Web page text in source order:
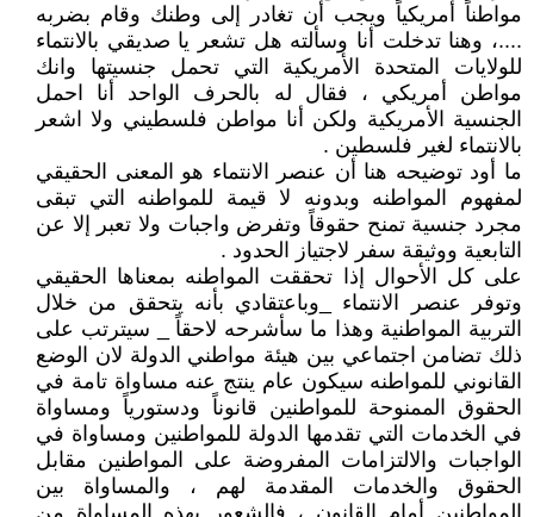
مواطناً أمريكياً ويجب أن تغادر إلى وطنك وقام بضربه
....، وهنا تدخلت أنا وسألته هل تشعر يا صديقي بالانتماء
للولايات المتحدة الأمريكية التي تحمل جنسيتها وانك
مواطن أمريكي ، فقال له بالحرف الواحد أنا احمل
الجنسية الأمريكية ولكن أنا مواطن فلسطيني ولا اشعر
بالانتماء لغير فلسطين .
ما أود توضيحه هنا أن عنصر الانتماء هو المعنى الحقيقي
لمفهوم المواطنه وبدونه لا قيمة للمواطنه التي تبقى
مجرد جنسية تمنح حقوقاً وتفرض واجبات ولا تعبر إلا عن
التابعية ووثيقة سفر لاجتياز الحدود .
على كل الأحوال إذا تحققت المواطنه بمعناها الحقيقي
وتوفر عنصر الانتماء _وباعتقادي بأنه يتحقق من خلال
التربية المواطنية وهذا ما سأشرحه لاحقاً _ سيترتب على
ذلك تضامن اجتماعي بين هيئة مواطني الدولة لان الوضع
القانوني للمواطنه سيكون عام ينتج عنه مساواة تامة في
الحقوق الممنوحة للمواطنين قانوناً ودستورياً ومساواة
في الخدمات التي تقدمها الدولة للمواطنين ومساواة في
الواجبات والالتزامات المفروضة على المواطنين مقابل
الحقوق والخدمات المقدمة لهم ، والمساواة بين